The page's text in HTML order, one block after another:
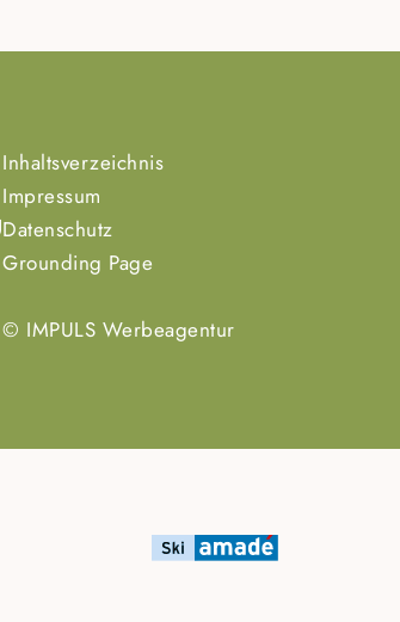
Inhaltsverzeichnis
Impressum
Datenschutz
Grounding Page
© IMPULS Werbeagentur